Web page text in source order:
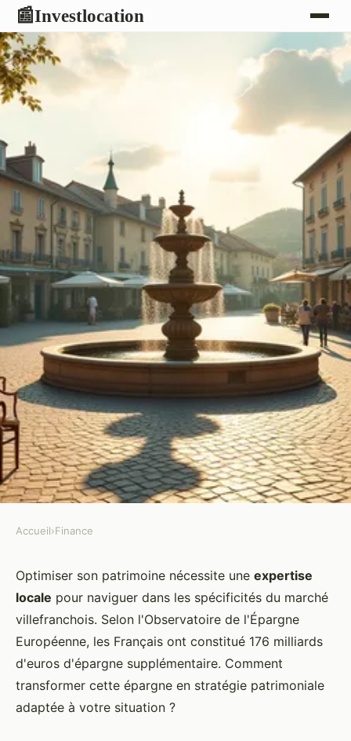
📰Investlocation
Gérez votre patrimoine à
villefranche : conseils sur
mesure
Lyana•7 novembre 2025•5 min de lecture
Accueil›Finance
Optimiser son patrimoine nécessite une expertise
locale pour naviguer dans les spécificités du marché
villefranchois. Selon l'Observatoire de l'Épargne
Européenne, les Français ont constitué 176 milliards
d'euros d'épargne supplémentaire. Comment
transformer cette épargne en stratégie patrimoniale
adaptée à votre situation ?